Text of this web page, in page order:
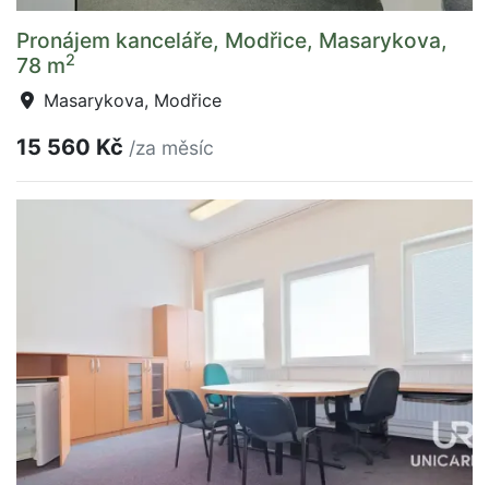
Pronájem kanceláře, Modřice, Masarykova,
78 m2
Masarykova, Modřice
15 560 Kč /za měsíc